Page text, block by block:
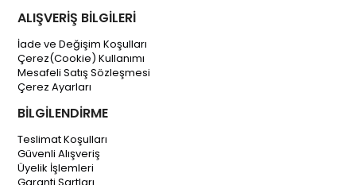
ALIŞVERİŞ BİLGİLERİ
İade ve Değişim Koşulları
Çerez(Cookie) Kullanımı
Mesafeli Satış Sözleşmesi
Çerez Ayarları
BİLGİLENDİRME
Teslimat Koşulları
Güvenli Alışveriş
Üyelik İşlemleri